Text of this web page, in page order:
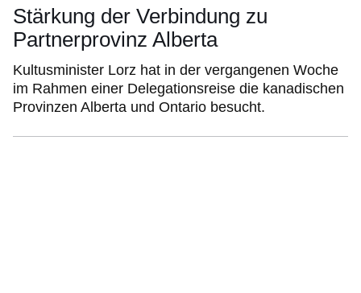
Stärkung der Verbindung zu
Partnerprovinz Alberta
Kultusminister Lorz hat in der vergangenen Woche
im Rahmen einer Delegationsreise die kanadischen
Provinzen Alberta und Ontario besucht.